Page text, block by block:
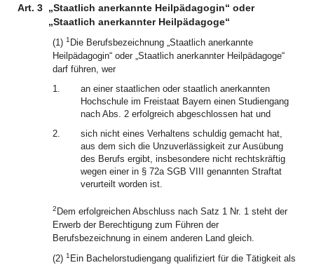
Art. 3 „Staatlich anerkannte Heilpädagogin“ oder
„Staatlich anerkannter Heilpädagoge“
(1) 1 Die Berufsbezeichnung „Staatlich anerkannte
Heilpädagogin“ oder „Staatlich anerkannter Heilpädagoge“
darf führen, wer
1.
an einer staatlichen oder staatlich anerkannten
Hochschule im Freistaat Bayern einen Studiengang
nach Abs. 2 erfolgreich abgeschlossen hat und
2.
sich nicht eines Verhaltens schuldig gemacht hat,
aus dem sich die Unzuverlässigkeit zur Ausübung
des Berufs ergibt, insbesondere nicht rechtskräftig
wegen einer in § 72a SGB VIII genannten Straftat
verurteilt worden ist.
2 Dem erfolgreichen Abschluss nach Satz 1 Nr. 1 steht der
Erwerb der Berechtigung zum Führen der
Berufsbezeichnung in einem anderen Land gleich.
(2) 1 Ein Bachelorstudiengang qualifiziert für die Tätigkeit als